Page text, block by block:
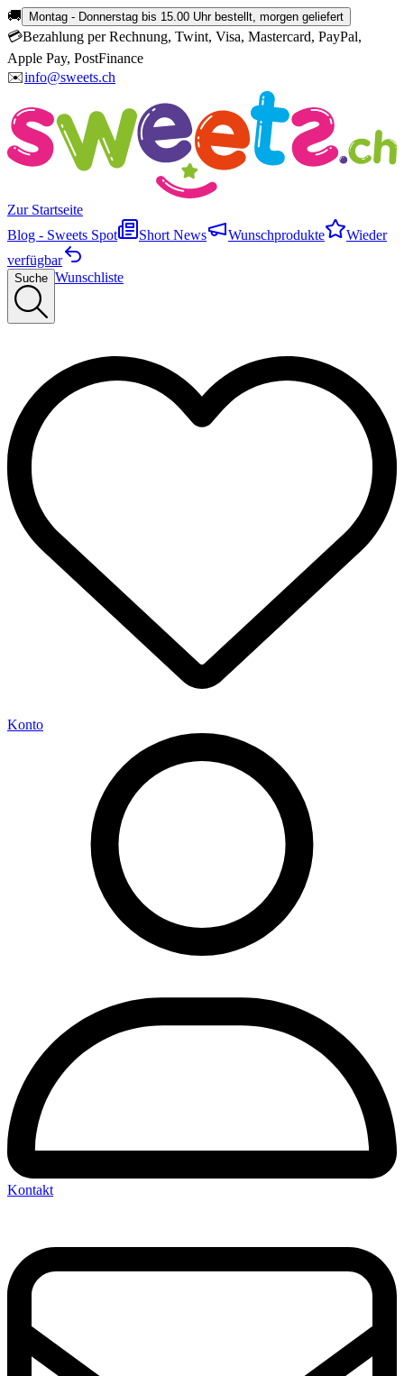
🚚 Montag - Donnerstag bis 15.00 Uhr bestellt, morgen geliefert
💳Bezahlung per Rechnung, Twint, Visa, Mastercard, PayPal,
Apple Pay, PostFinance
✉️info@sweets.ch
Zur Startseite
Blog - Sweets Spot
Short News Wunschprodukte
Wieder
verfügbar
Suche Wunschliste
Konto
Kontakt